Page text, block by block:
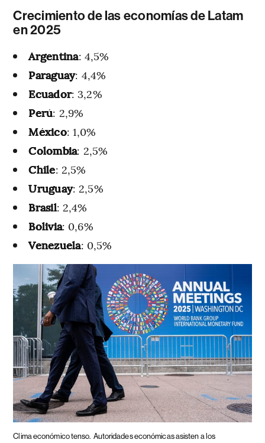
Crecimiento de las economías de Latam
en 2025
Argentina: 4,5%
Paraguay: 4,4%
Ecuador: 3,2%
Perú: 2,9%
México: 1,0%
Colombia: 2,5%
Chile: 2,5%
Uruguay: 2,5%
Brasil: 2,4%
Bolivia: 0,6%
Venezuela: 0,5%
Clima económico tenso. Autoridades económicas asisten a los